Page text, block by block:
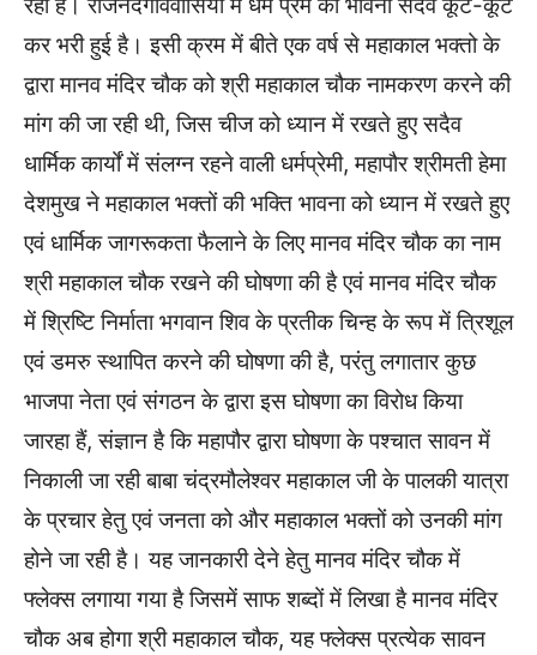
रहा है। राजनंदगांववासियों में धर्म प्रेम की भावना सदैव कूट-कूट
कर भरी हुई है। इसी क्रम में बीते एक वर्ष से महाकाल भक्तो के
द्वारा मानव मंदिर चौक को श्री महाकाल चौक नामकरण करने की
मांग की जा रही थी, जिस चीज को ध्यान में रखते हुए सदैव
धार्मिक कार्यों में संलग्न रहने वाली धर्मप्रेमी, महापौर श्रीमती हेमा
देशमुख ने महाकाल भक्तों की भक्ति भावना को ध्यान में रखते हुए
एवं धार्मिक जागरूकता फैलाने के लिए मानव मंदिर चौक का नाम
श्री महाकाल चौक रखने की घोषणा की है एवं मानव मंदिर चौक
में श्रिष्टि निर्माता भगवान शिव के प्रतीक चिन्ह के रूप में त्रिशूल
एवं डमरु स्थापित करने की घोषणा की है, परंतु लगातार कुछ
भाजपा नेता एवं संगठन के द्वारा इस घोषणा का विरोध किया
जारहा हैं, संज्ञान है कि महापौर द्वारा घोषणा के पश्चात सावन में
निकाली जा रही बाबा चंद्रमौलेश्वर महाकाल जी के पालकी यात्रा
के प्रचार हेतु एवं जनता को और महाकाल भक्तों को उनकी मांग
होने जा रही है। यह जानकारी देने हेतु मानव मंदिर चौक में
फ्लेक्स लगाया गया है जिसमें साफ शब्दों में लिखा है मानव मंदिर
चौक अब होगा श्री महाकाल चौक, यह फ्लेक्स प्रत्येक सावन